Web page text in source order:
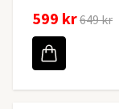
599 kr649 kr